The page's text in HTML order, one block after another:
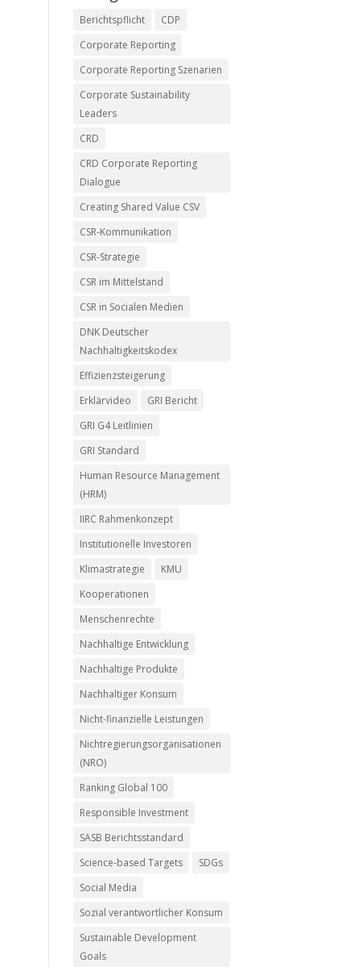
Berichtspflicht
CDP
Corporate Reporting
Corporate Reporting Szenarien
Corporate Sustainability
Leaders
CRD
CRD Corporate Reporting
Dialogue
Creating Shared Value CSV
CSR-Kommunikation
CSR-Strategie
CSR im Mittelstand
CSR in Socialen Medien
DNK Deutscher
Nachhaltigkeitskodex
Effizienzsteigerung
Erklärvideo
GRI Bericht
GRI G4 Leitlinien
GRI Standard
Human Resource Management
(HRM)
IIRC Rahmenkonzept
Institutionelle Investoren
Klimastrategie
KMU
Kooperationen
Menschenrechte
Nachhaltige Entwicklung
Nachhaltige Produkte
Nachhaltiger Konsum
Nicht-finanzielle Leistungen
Nichtregierungsorganisationen
(NRO)
Ranking Global 100
Responsible Investment
SASB Berichtsstandard
Science-based Targets
SDGs
Social Media
Sozial verantwortlicher Konsum
Sustainable Development
Goals